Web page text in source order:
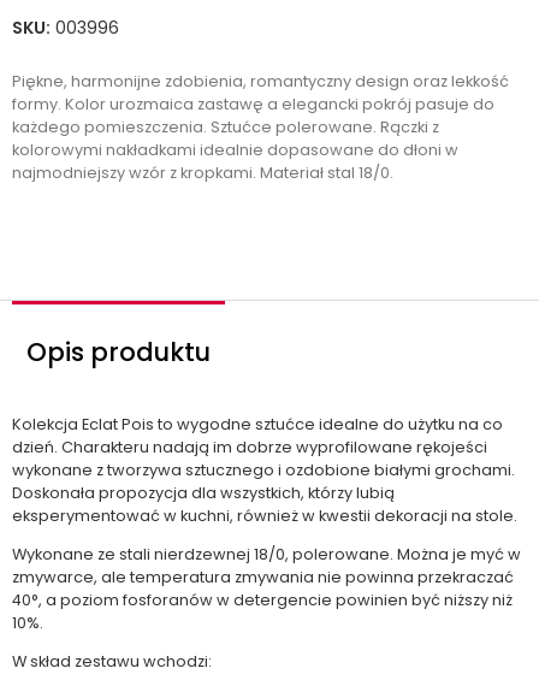
SKU: 003996
Piękne, harmonijne zdobienia, romantyczny design oraz lekkość
formy. Kolor urozmaica zastawę a elegancki pokrój pasuje do
każdego pomieszczenia. Sztućce polerowane. Rączki z
kolorowymi nakładkami idealnie dopasowane do dłoni w
najmodniejszy wzór z kropkami. Materiał stal 18/0.
Opis produktu
Kolekcja Eclat Pois to wygodne sztućce idealne do użytku na co
dzień. Charakteru nadają im dobrze wyprofilowane rękojeści
wykonane z tworzywa sztucznego i ozdobione białymi grochami.
Doskonała propozycja dla wszystkich, którzy lubią
eksperymentować w kuchni, również w kwestii dekoracji na stole.
Wykonane ze stali nierdzewnej 18/0, polerowane. Można je myć w
zmywarce, ale temperatura zmywania nie powinna przekraczać
40°, a poziom fosforanów w detergencie powinien być niższy niż
10%.
W skład zestawu wchodzi: